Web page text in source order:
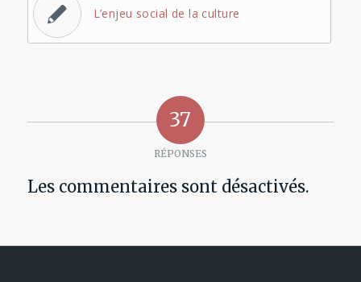
L’enjeu social de la culture
37
RÉPONSES
Les commentaires sont désactivés.